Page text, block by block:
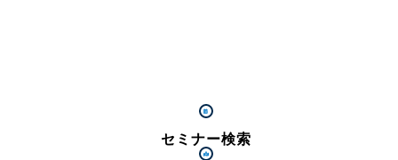
セミナー検索